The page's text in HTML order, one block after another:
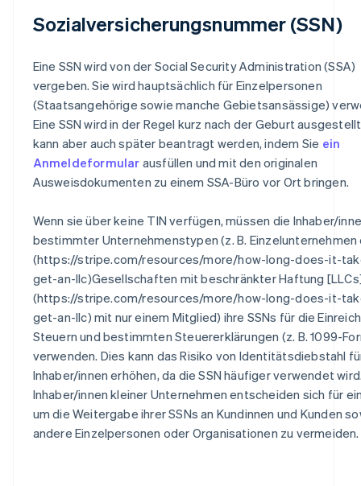
Sozialversicherungsnummer (SSN)
Eine SSN wird von der Social Security Administration (SSA)
vergeben. Sie wird hauptsächlich für Einzelpersonen
(Staatsangehörige sowie manche Gebietsansässige)
Eine SSN wird in der Regel kurz nach der Geburt
kann aber auch später beantragt werden, indem Sie ein
Anmeldeformular ausfüllen und mit den originalen
Ausweisdokumenten zu einem SSA-Büro vor Ort bringen.
Wenn sie über keine TIN verfügen, müssen die Inhaber/
bestimmter Unternehmenstypen (z. B. Einzelunternehmen
(https://stripe.com/resources/more/how-long-does-it-
get-an-llc)Gesellschaften mit beschränkter Haftung
(https://stripe.com/resources/more/how-long-does-it-
get-an-llc) mit nur einem Mitglied) ihre SSNs für die
Steuern und bestimmten Steuererklärungen (z. B. 1099-
verwenden. Dies kann das Risiko von Identitätsdiebstahl
Inhaber/innen erhöhen, da die SSN häufiger verwendet
Inhaber/innen kleiner Unternehmen entscheiden sich für
um die Weitergabe ihrer SSNs an Kundinnen und Kunden
andere Einzelpersonen oder Organisationen zu vermeiden.